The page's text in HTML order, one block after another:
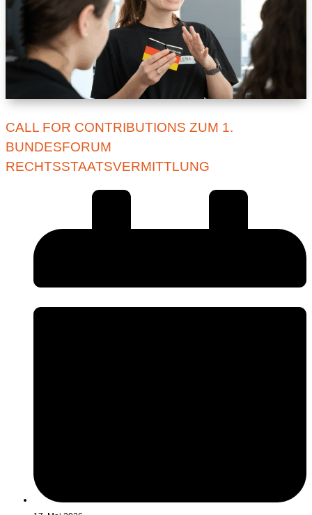
CALL FOR CONTRIBUTIONS ZUM 1.
BUNDESFORUM
RECHTSSTAATSVERMITTLUNG